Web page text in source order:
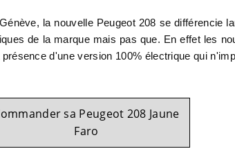
la nouvelle Peugeot 208 se différencie
de la marque mais pas que. En effet les
d'une version 100% électrique qui
sa Peugeot 208 Jaune
Faro